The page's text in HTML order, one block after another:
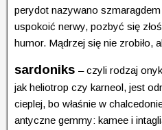
perydot nazywano
uspokoić nerwy, pozbyć się
humor. Mądrzej się nie zrobiło,
sardoniks – czyli rodzaj
jak heliotrop czy karneol, jest
cieplej, bo właśnie w
antyczne gemmy: kamee i